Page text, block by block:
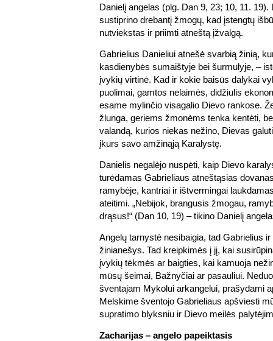
Danielį angelas (plg. Dan 9, 23; 10, 11. 19).
sustiprino drebantį žmogų, kad įstengtų
nutviekstas ir priimti atneštą įžvalgą.
Gabrielius Danieliui atnešė svarbią žinią,
kasdienybės sumaištyje bei šurmulyje, –
įvykių virtinė. Kad ir kokie baisūs dalykai
puolimai, gamtos nelaimės, didžiulis
esame mylinčio visagalio Dievo rankose.
žlunga, geriems žmonėms tenka kentėti,
valandą, kurios niekas nežino, Dievas
įkurs savo amžinąją Karalystę.
Danielis negalėjo nuspėti, kaip Dievo
turėdamas Gabrieliaus atneštąsias
ramybėje, kantriai ir ištvermingai
ateitimi. „Nebijok, brangusis žmogau,
drąsus!“ (Dan 10, 19) – tikino Danielį
Angelų tarnystė nesibaigia, tad Gabrielius
žinianešys. Tad kreipkimės į jį, kai
įvykių tėkmės ar baigties, kai kamuoja
mūsų šeimai, Bažnyčiai ar pasauliui.
šventajam Mykolui arkangelui, prašydami
Melskime šventojo Gabrieliaus apšviesti
supratimo blyksniu ir Dievo meilės
Zacharijas – angelo papeiktasis